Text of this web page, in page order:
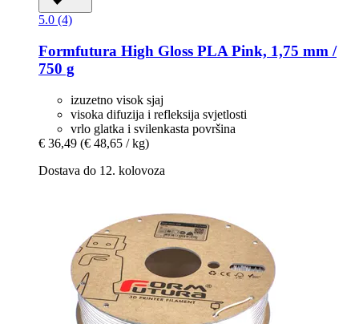
5.0 (4)
Formfutura High Gloss PLA Pink, 1,75 mm /
750 g
izuzetno visok sjaj
visoka difuzija i refleksija svjetlosti
vrlo glatka i svilenkasta površina
€ 36,49 (€ 48,65 / kg)
Dostava do 12. kolovoza